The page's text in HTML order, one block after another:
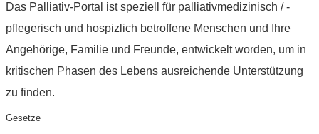
Das Palliativ-Portal ist speziell für palliativmedizinisch / -
pflegerisch und hospizlich betroffene Menschen und Ihre
Angehörige, Familie und Freunde, entwickelt worden, um in
kritischen Phasen des Lebens ausreichende Unterstützung
zu finden.
Gesetze